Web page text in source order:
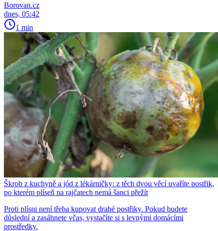
Borovan.cz
dnes, 05:42
1 min
Škrob z kuchyně a jód z lékárničky: z těch dvou věcí uvaříte postřik,
po kterém plíseň na rajčatech nemá šanci přežít
Proti plísni není třeba kupovat drahé postřiky. Pokud budete
důslední a zasáhnete včas, vystačíte si s levnými domácími
prostředky.